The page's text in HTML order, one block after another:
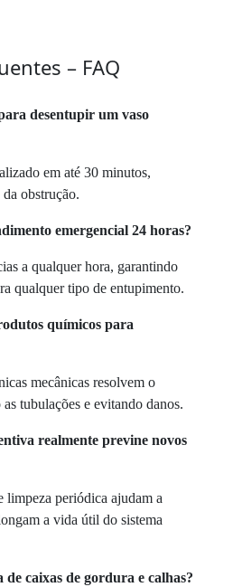
– FAQ
desentupir um vaso
em até 30 minutos,
obstrução.
emergencial 24 horas?
a qualquer hora, garantindo
qualquer tipo de entupimento.
químicos para
mecânicas resolvem o
tubulações e evitando danos.
realmente previne novos
limpeza periódica ajudam a
a vida útil do sistema
de caixas de gordura e calhas?